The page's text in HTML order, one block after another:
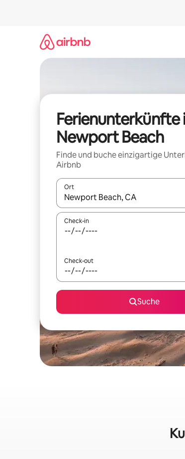
Ferienunterkünfte
Newport Beach
Finde und buche einzigartige
Airbnb
Ort
Wenn Ergebnisse verfügbar sind,
Check-in
Check-out
Suche